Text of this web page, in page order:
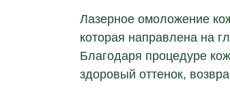
Лазерное омоложение
которая направлена на
Благодаря процедуре
здоровый оттенок,